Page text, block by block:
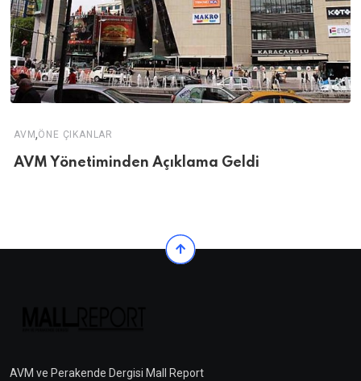
AVM,ÖNE ÇIKANLAR
AVM Yönetiminden Açıklama Geldi
AVM ve Perakende Dergisi Mall Report